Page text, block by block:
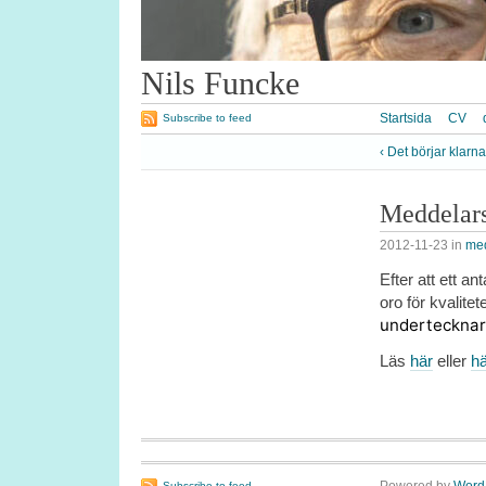
Nils Funcke
Startsida CV
Subscribe to feed
‹ Det börjar
2012-11-23 in
Efter att ett
oro för
Läs här eller